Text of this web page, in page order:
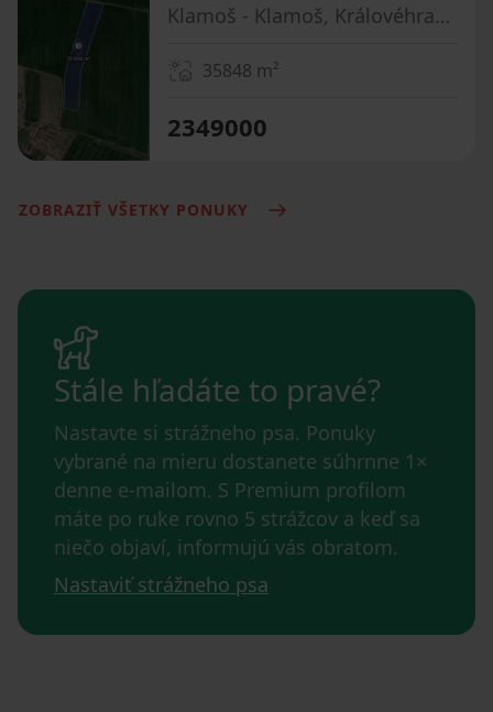
Klamoš - Klamoš, Královéhradecký kraj
35848 m²
2349000
ZOBRAZIŤ VŠETKY PONUKY
Stále hľadáte to pravé?
Nastavte si strážneho psa. Ponuky
vybrané na mieru dostanete súhrnne 1×
denne e-mailom. S Premium profilom
máte po ruke rovno 5 strážcov a keď sa
niečo objaví, informujú vás obratom.
Nastaviť strážneho psa